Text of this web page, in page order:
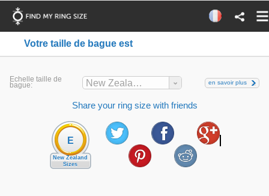
Votre taille de bague est
Echelle taille de
bague: New Zealand en savoir plus
Share your ring size with friends
E
New Zealand
Sizes